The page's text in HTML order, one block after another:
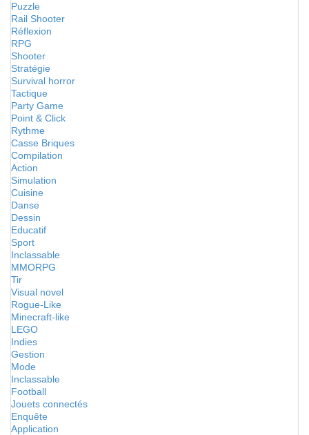
Puzzle
Rail Shooter
Réflexion
RPG
Shooter
Stratégie
Survival horror
Tactique
Party Game
Point & Click
Rythme
Casse Briques
Compilation
Action
Simulation
Cuisine
Danse
Dessin
Educatif
Sport
Inclassable
MMORPG
Tir
Visual novel
Rogue-Like
Minecraft-like
LEGO
Indies
Gestion
Mode
Inclassable
Football
Jouets connectés
Enquête
Application